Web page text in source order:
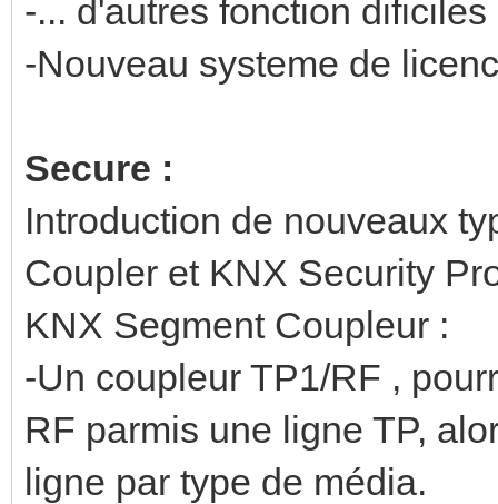
-... d'autres fonction
-Nouveau systeme de
Secure :
Introduction de nouveaux
Coupler et KNX Security
KNX Segment Coupleur :
-Un coupleur TP1/RF ,
RF parmis une ligne TP,
ligne par type de média.